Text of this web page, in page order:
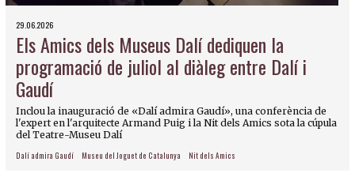
29.06.2026
Els Amics dels Museus Dalí dediquen la
programació de juliol al diàleg entre Dalí i
Gaudí
Inclou la inauguració de «Dalí admira Gaudí», una conferència de
l'expert en l'arquitecte Armand Puig i la Nit dels Amics sota la cúpula
del Teatre-Museu Dalí
Dalí admira Gaudí Museu del Joguet de Catalunya Nit dels Amics